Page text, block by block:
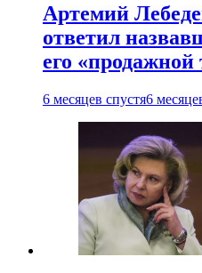
Артемий
ответил
его
6 месяцев спустя6